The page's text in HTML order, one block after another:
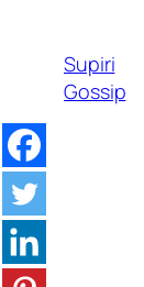
contentSupiri
Gossip